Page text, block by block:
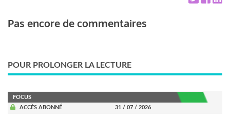
Pas encore de commentaires
POUR PROLONGER LA LECTURE
FOCUS
ACCÈS ABONNÉ
31 / 07 / 2026